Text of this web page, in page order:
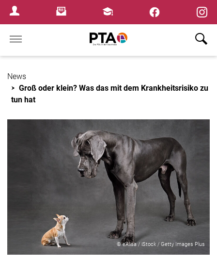
Login MenuNewsletterFortbildungen
Home
News
Groß oder klein? Was das mit dem Krankheitsrisiko zu
tun hat
© eAlisa / iStock / Getty Images Plus
×